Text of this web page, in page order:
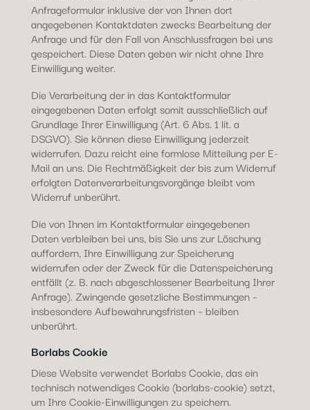
Anfrageformular inklusive der von Ihnen dort
angegebenen Kontaktdaten zwecks Bearbeitung der
Anfrage und für den Fall von Anschlussfragen bei uns
gespeichert. Diese Daten geben wir nicht ohne Ihre
Einwilligung weiter.
Die Verarbeitung der in das Kontaktformular
eingegebenen Daten erfolgt somit ausschließlich auf
Grundlage Ihrer Einwilligung (Art. 6 Abs. 1 lit. a
DSGVO). Sie können diese Einwilligung jederzeit
widerrufen. Dazu reicht eine formlose Mitteilung per E-
Mail an uns. Die Rechtmäßigkeit der bis zum Widerruf
erfolgten Datenverarbeitungsvorgänge bleibt vom
Widerruf unberührt.
Die von Ihnen im Kontaktformular eingegebenen
Daten verbleiben bei uns, bis Sie uns zur Löschung
auffordern, Ihre Einwilligung zur Speicherung
widerrufen oder der Zweck für die Datenspeicherung
entfällt (z. B. nach abgeschlossener Bearbeitung Ihrer
Anfrage). Zwingende gesetzliche Bestimmungen –
insbesondere Aufbewahrungsfristen – bleiben
unberührt.
Borlabs Cookie
Diese Website verwendet Borlabs Cookie, das ein
technisch notwendiges Cookie (borlabs-cookie) setzt,
um Ihre Cookie-Einwilligungen zu speichern.